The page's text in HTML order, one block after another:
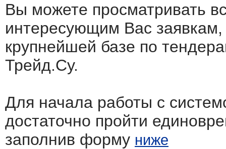
Вы можете просматривать
интересующим Вас
крупнейшей базе по
Трейд.Су.
Для начала работы с
достаточно пройти
заполнив форму ниже